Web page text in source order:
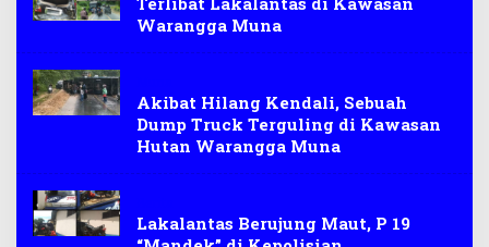
Warangga Muna
Akibat Hilang Kendali, Sebuah
Dump Truck Terguling di Kawasan
Hutan Warangga Muna
Lakalantas Berujung Maut, P 19